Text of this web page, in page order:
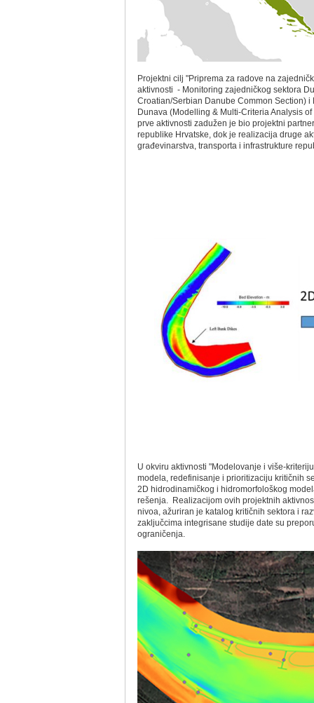
Projektni cilј "Priprema za radove na
aktivnosti - Monitoring zajedničkog sektora
Croatian/Serbian Danube Common Section)
Dunava (Modelling & Multi-Criteria Analysis
prve aktivnosti zadužen je bio projektni
republike Hrvatske, dok je realizacija druge
građevinarstva, transporta i infrastrukture
U okviru aktivnosti "Modelovanje i više-
modela, redefinisanje i prioritizaciju kritičnih
2D hidrodinamičkog i hidromorfološkog
rešenja. Realizacijom ovih projektnih
nivoa, ažuriran je katalog kritičnih sektora i
zaklјučcima integrisane studije date su
ograničenja.